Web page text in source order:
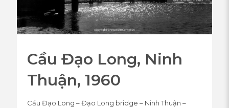
Cầu Đạo Long, Ninh
Thuận, 1960
Cầu Đạo Long – Đạo Long bridge – Ninh Thuận –